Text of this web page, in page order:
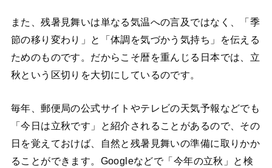
また、残暑見舞いは単なる気温への言及ではなく、「季
節の移り変わり」と「体調を気づかう気持ち」を伝える
ためのものです。だからこそ暦を重んじる日本では、立
秋という区切りを大切にしているのです。
毎年、郵便局の公式サイトやテレビの天気予報などでも
「今日は立秋です」と紹介されることがあるので、その
日を覚えておけば、自然と残暑見舞いの準備に取りかか
ることができます。Googleなどで「今年の立秋」と検